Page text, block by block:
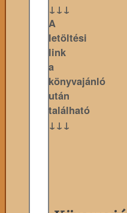
↓↓↓
A
letöltési
link
a
könyvajánló
után
található
↓↓↓